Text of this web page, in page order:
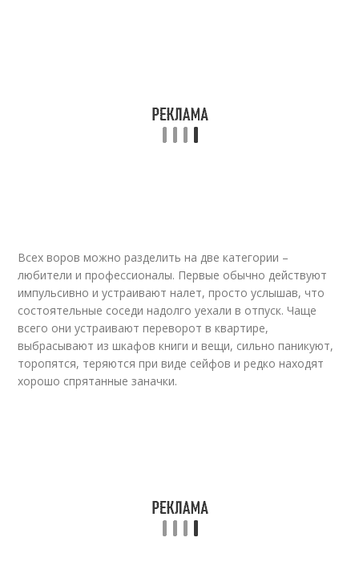
Всех воров можно разделить на две категории –
любители и профессионалы. Первые обычно действуют
импульсивно и устраивают налет, просто услышав, что
состоятельные соседи надолго уехали в отпуск. Чаще
всего они устраивают переворот в квартире,
выбрасывают из шкафов книги и вещи, сильно паникуют,
торопятся, теряются при виде сейфов и редко находят
хорошо спрятанные заначки.